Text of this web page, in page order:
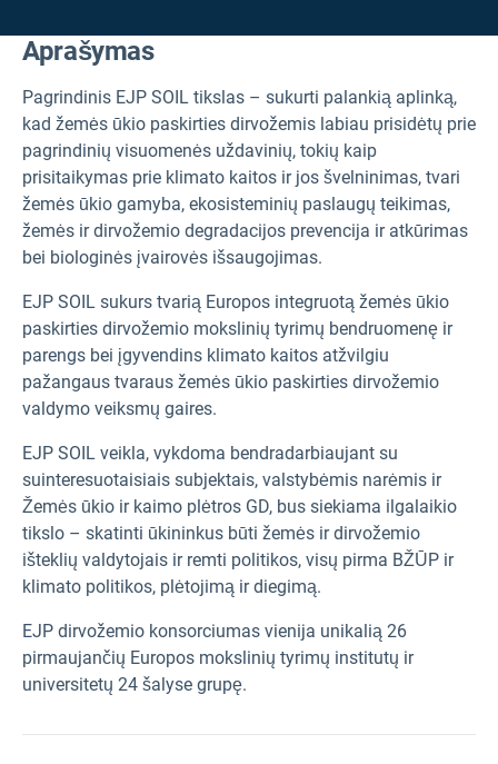
Aprašymas
Pagrindinis EJP SOIL tikslas – sukurti palankią aplinką,
kad žemės ūkio paskirties dirvožemis labiau prisidėtų prie
pagrindinių visuomenės uždavinių, tokių kaip
prisitaikymas prie klimato kaitos ir jos švelninimas, tvari
žemės ūkio gamyba, ekosisteminių paslaugų teikimas,
žemės ir dirvožemio degradacijos prevencija ir atkūrimas
bei biologinės įvairovės išsaugojimas.
EJP SOIL sukurs tvarią Europos integruotą žemės ūkio
paskirties dirvožemio mokslinių tyrimų bendruomenę ir
parengs bei įgyvendins klimato kaitos atžvilgiu
pažangaus tvaraus žemės ūkio paskirties dirvožemio
valdymo veiksmų gaires.
EJP SOIL veikla, vykdoma bendradarbiaujant su
suinteresuotaisiais subjektais, valstybėmis narėmis ir
Žemės ūkio ir kaimo plėtros GD, bus siekiama ilgalaikio
tikslo – skatinti ūkininkus būti žemės ir dirvožemio
išteklių valdytojais ir remti politikos, visų pirma BŽŪP ir
klimato politikos, plėtojimą ir diegimą.
EJP dirvožemio konsorciumas vienija unikalią 26
pirmaujančių Europos mokslinių tyrimų institutų ir
universitetų 24 šalyse grupę.